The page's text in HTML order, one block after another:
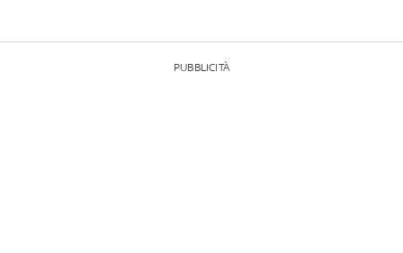
PUBBLICITÀ